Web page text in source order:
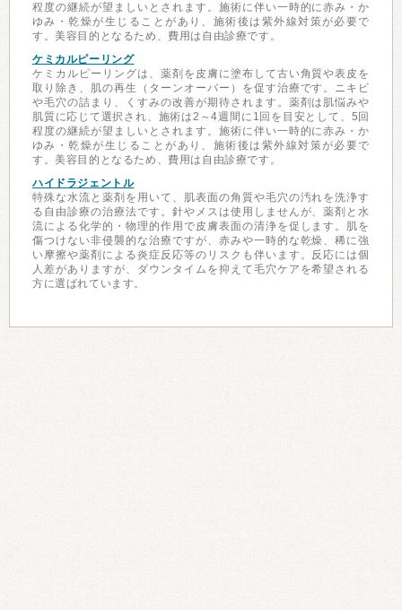
程度の継続が望ましいとされます。施術に伴い一時的に赤み・か
ゆみ・乾燥が生じることがあり、施術後は紫外線対策が必要で
す。美容目的となるため、費用は自由診療です。
ケミカルピーリング
ケミカルピーリングは、薬剤を皮膚に塗布して古い角質や表皮を
取り除き、肌の再生（ターンオーバー）を促す治療です。ニキビ
や毛穴の詰まり、くすみの改善が期待されます。薬剤は肌悩みや
肌質に応じて選択され、施術は2～4週間に1回を目安として、5回
程度の継続が望ましいとされます。施術に伴い一時的に赤み・か
ゆみ・乾燥が生じることがあり、施術後は紫外線対策が必要で
す。美容目的となるため、費用は自由診療です。
ハイドラジェントル
特殊な水流と薬剤を用いて、肌表面の角質や毛穴の汚れを洗浄す
る自由診療の治療法です。針やメスは使用しませんが、薬剤と水
流による化学的・物理的作用で皮膚表面の清浄を促します。肌を
傷つけない非侵襲的な治療ですが、赤みや一時的な乾燥、稀に強
い摩擦や薬剤による炎症反応等のリスクも伴います。反応には個
人差がありますが、ダウンタイムを抑えて毛穴ケアを希望される
方に選ばれています。